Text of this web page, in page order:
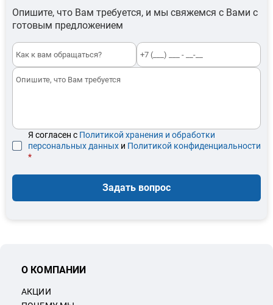
Опишите, что Вам требуется, и мы свяжемся с Вами с
готовым предложением
Я согласен с Политикой хранения и обработки
персональных данных и Политикой конфиденциальности
*
Задать вопрос
О КОМПАНИИ
АКЦИИ